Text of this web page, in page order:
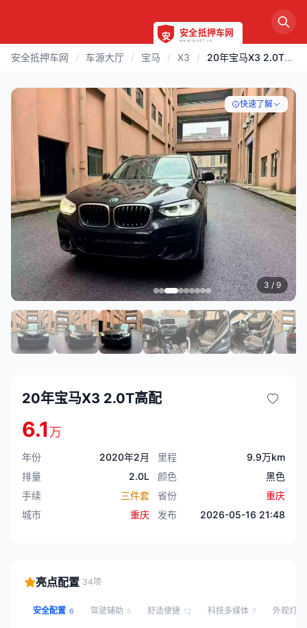
安全抵押车网 / 车源大厅 / 宝马 / X3 / 20年宝马X3 2.0T高配
快速了解
3/ 9
20年宝马X3 2.0T高配
6.1万
年份 2020年2月 里程
9.9万km
排量
2.0L 颜色
黑色
手续
三件套 省份
重庆
城市
重庆 发布 2026-05-16 21:48
亮点配置 34项
安全配置 6 驾驶辅助 5 舒适便捷 12 科技多媒体 7 外观灯光